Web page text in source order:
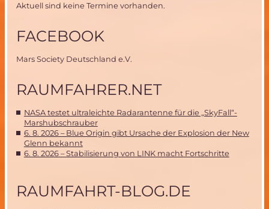
Aktuell sind keine Termine vorhanden.
FACEBOOK
Mars Society Deutschland e.V.
RAUMFAHRER.NET
NASA testet ultraleichte Radarantenne für die „SkyFall“-
Marshubschrauber
6. 8. 2026 – Blue Origin gibt Ursache der Explosion der New
Glenn bekannt
6. 8. 2026 – Stabilisierung von LINK macht Fortschritte
RAUMFAHRT-BLOG.DE